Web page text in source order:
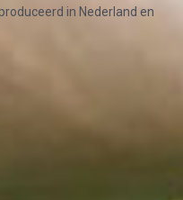
in Nederland en